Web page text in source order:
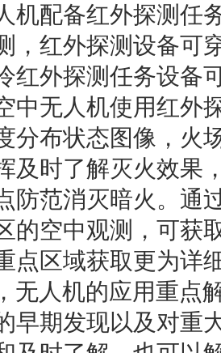
机配备红外探测任
，红外探测设备可
红外探测任务设备
中无人机使用红外
分布状态图像，火
及时了解灭火效果
防范消灭暗火。通
的空中观测，可获
点区域获取更为详
无人机的应用重点
早期发现以及对重